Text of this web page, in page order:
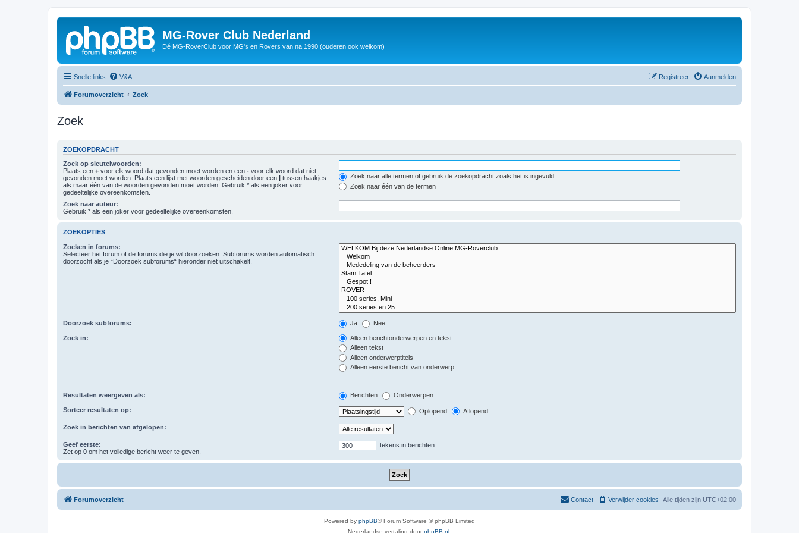
MG-Rover Club Nederland
Dé MG-RoverClub voor MG's en Rovers van na 1990 (ouderen ook welkom)
Snelle links V&A Aanmelden
Registreer
Forumoverzicht Zoek
Zoek
ZOEKOPDRACHT
Zoek op sleutelwoorden:
Plaats een + voor elk woord dat gevonden moet worden en een - voor elk woord dat niet
gevonden moet worden. Plaats een lijst met woorden gescheiden door een | tussen haakjes
als maar één van de woorden gevonden moet worden. Gebruik * als een joker voor
gedeeltelijke overeenkomsten.
Zoek naar alle termen of gebruik de zoekopdracht zoals het is ingevuld
Zoek naar één van de termen
Zoek naar auteur:
Gebruik * als een joker voor gedeeltelijke overeenkomsten.
ZOEKOPTIES
Zoeken in forums:
Selecteer het forum of de forums die je wil doorzoeken. Subforums worden automatisch
doorzocht als je “Doorzoek subforums“ hieronder niet uitschakelt.
Doorzoek subforums: Ja Nee
Zoek in:
Alleen berichtonderwerpen en tekst
Alleen tekst
Alleen onderwerptitels
Alleen eerste bericht van onderwerp
Resultaten weergeven als: Berichten Onderwerpen
Sorteer resultaten op: Oplopend Aflopend
Zoek in berichten van afgelopen:
Geef eerste:
Zet op 0 om het volledige bericht weer te geven.
tekens in berichten
Forumoverzicht Alle tijden zijn UTC+02:00
Verwijder cookies
Contact
Powered by phpBB® Forum Software © phpBB Limited
Nederlandse vertaling doorphpBB.nl